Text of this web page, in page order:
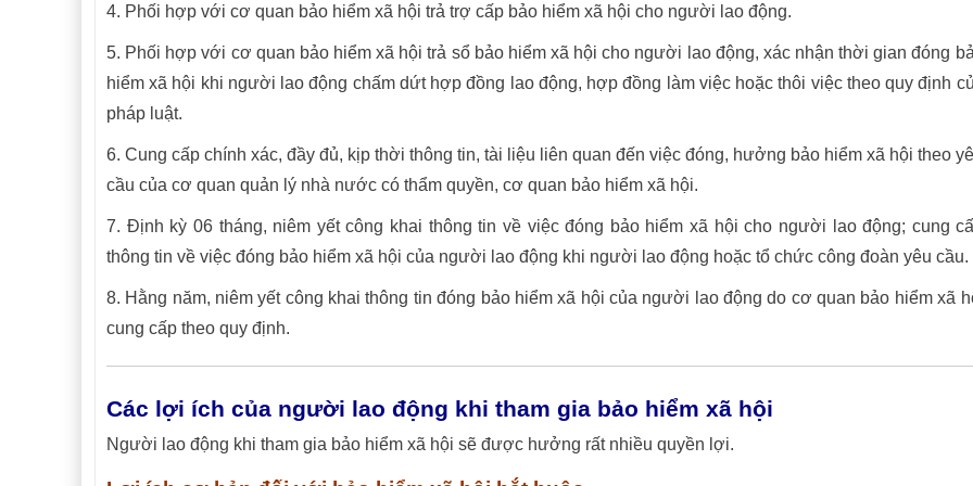
4. Phối hợp với cơ quan bảo hiểm xã hội trả trợ cấp bảo hiểm xã hội cho người lao động.
5. Phối hợp với cơ quan bảo hiểm xã hội trả sổ bảo hiểm xã hội cho người lao động, xác nhận thời gian đóng
hiểm xã hội khi người lao động chấm dứt hợp đồng lao động, hợp đồng làm việc hoặc thôi việc theo quy định
pháp luật.
6. Cung cấp chính xác, đầy đủ, kịp thời thông tin, tài liệu liên quan đến việc đóng, hưởng bảo hiểm xã hội theo
cầu của cơ quan quản lý nhà nước có thẩm quyền, cơ quan bảo hiểm xã hội.
7. Định kỳ 06 tháng, niêm yết công khai thông tin về việc đóng bảo hiểm xã hội cho người lao động; cung
thông tin về việc đóng bảo hiểm xã hội của người lao động khi người lao động hoặc tổ chức công đoàn yêu cầu.
8. Hằng năm, niêm yết công khai thông tin đóng bảo hiểm xã hội của người lao động do cơ quan bảo hiểm xã
cung cấp theo quy định.
Các lợi ích của người lao động khi tham gia bảo hiểm xã hội
Người lao động khi tham gia bảo hiểm xã hội sẽ được hưởng rất nhiều quyền lợi.